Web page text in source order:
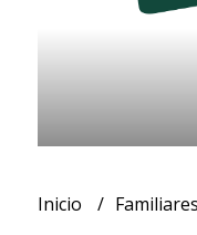
Inicio Familiares